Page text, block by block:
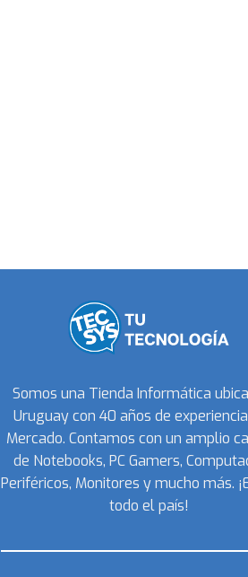
Somos una Tienda Informática
Uruguay con 40 años de
Mercado. Contamos con un amplio
de Notebooks, PC Gamers,
Periféricos, Monitores y mucho más.
todo el país!